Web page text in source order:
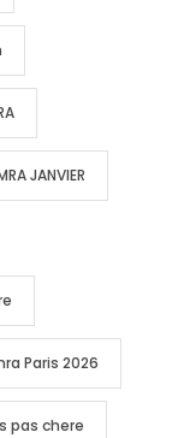
JANVIER
Paris 2026
pas chere